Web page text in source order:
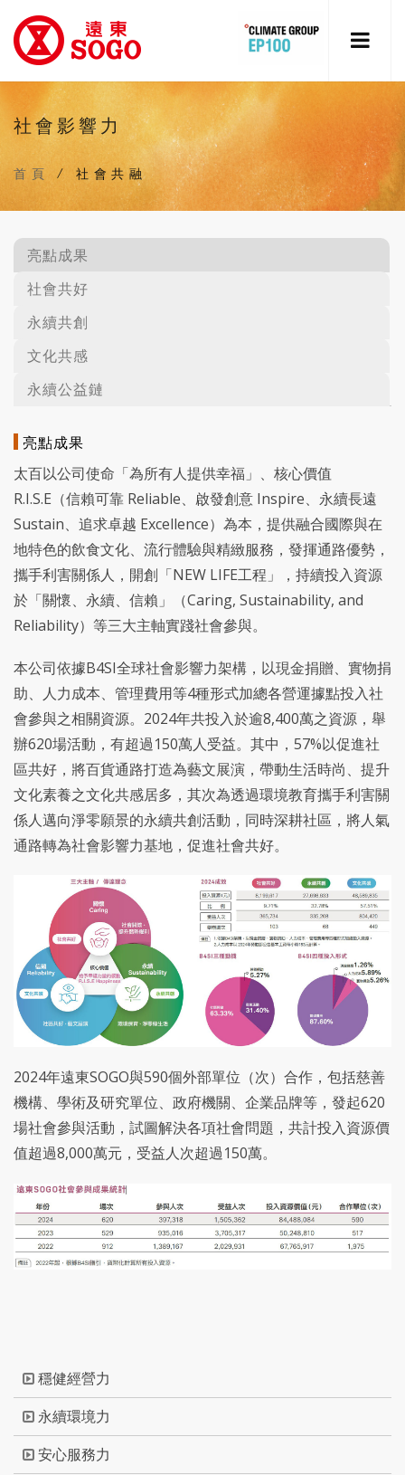
社會影響力
首頁 /社會共融
亮點成果
社會共好
永續共創
文化共感
永續公益鏈
亮點成果
太百以公司使命「為所有人提供幸福」、核心價值
R.I.S.E（信賴可靠 Reliable、啟發創意 Inspire、永續長遠
Sustain、追求卓越 Excellence）為本，提供融合國際與在
地特色的飲食文化、流行體驗與精緻服務，發揮通路優勢，
攜手利害關係人，開創「NEW LIFE工程」，持續投入資源
於「關懷、永續、信賴」（Caring, Sustainability, and
Reliability）等三大主軸實踐社會參與。
本公司依據B4SI全球社會影響力架構，以現金捐贈、實物捐
助、人力成本、管理費用等4種形式加總各營運據點投入社
會參與之相關資源。2024年共投入於逾8,400萬之資源，舉
辦620場活動，有超過150萬人受益。其中，57%以促進社
區共好，將百貨通路打造為藝文展演，帶動生活時尚、提升
文化素養之文化共感居多，其次為透過環境教育攜手利害關
係人邁向淨零願景的永續共創活動，同時深耕社區，將人氣
通路轉為社會影響力基地，促進社會共好。
2024年遠東SOGO與590個外部單位（次）合作，包括慈善
機構、學術及研究單位、政府機關、企業品牌等，發起620
場社會參與活動，試圖解決各項社會問題，共計投入資源價
值超過8,000萬元，受益人次超過150萬。
穩健經營力
永續環境力
安心服務力